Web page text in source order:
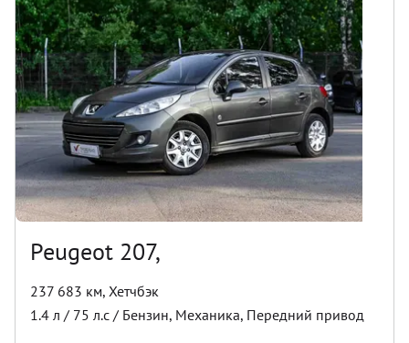
Peugeot 207,
237 683 км, Хетчбэк
1.4 л / 75 л.с / Бензин, Механика, Передний привод